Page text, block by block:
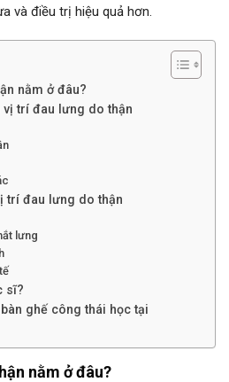
và điều trị hiệu quả hơn.
nằm ở đâu?
vị trí đau lưng do thận
trí đau lưng do thận
lưng
sĩ?
ghế công thái học tại
nằm ở đâu?